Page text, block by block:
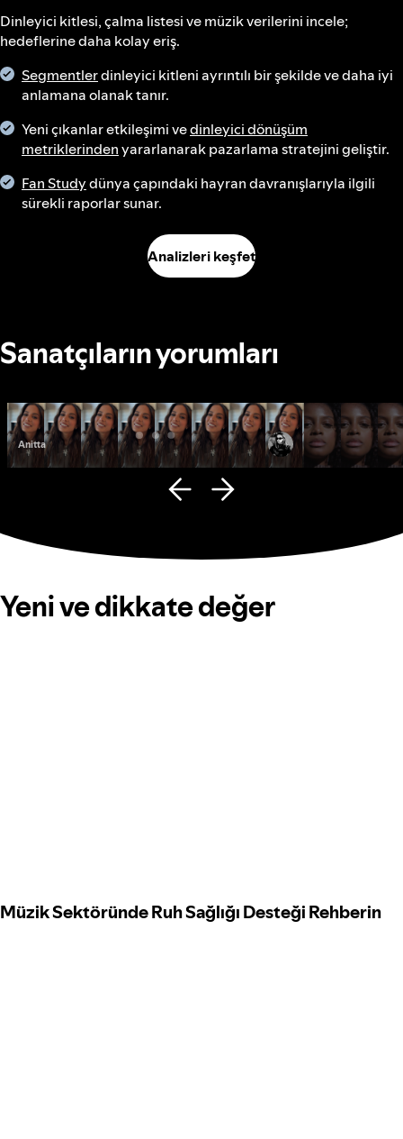
Dinleyici kitlesi, çalma listesi ve müzik verilerini incele;
hedeflerine daha kolay eriş.
Segmentlerdinleyici kitleni ayrıntılı bir şekilde ve daha iyi
anlamana olanak tanır.
Yeni çıkanlar etkileşimi vedinleyici dönüşüm
metriklerindenyararlanarak pazarlama stratejini geliştir.
Fan Studydünya çapındaki hayran davranışlarıyla ilgili
sürekli raporlar sunar.
Analizleri keşfet
Sanatçıların yorumları
Anitta Fana Hues
Yeni ve dikkate değer
Müzik Sektöründe Ruh Sağlığı Desteği Rehberin